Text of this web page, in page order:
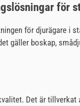
för
för djurägare i
gäller boskap,
Det är